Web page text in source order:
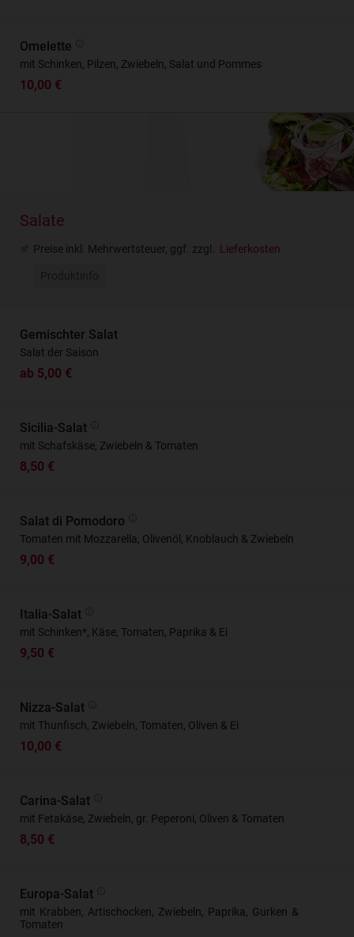
Omelette
mit Schinken, Pilzen, Zwiebeln, Salat und Pommes
10,00 €
Salate
Preise inkl. Mehrwertsteuer, ggf. zzgl. Lieferkosten
Gemischter Salat
Salat der Saison
ab 5,00 €
Sicilia-Salat
mit Schafskäse, Zwiebeln & Tomaten
8,50 €
Salat di Pomodoro
Tomaten mit Mozzarella, Olivenöl, Knoblauch & Zwiebeln
9,00 €
Italia-Salat
mit Schinken*, Käse, Tomaten, Paprika & Ei
9,50 €
Nizza-Salat
mit Thunfisch, Zwiebeln, Tomaten, Oliven & Ei
10,00 €
Carina-Salat
mit Fetakäse, Zwiebeln, gr. Peperoni, Oliven & Tomaten
8,50 €
Europa-Salat
mit Krabben, Artischocken, Zwiebeln, Paprika, Gurken &
Tomaten